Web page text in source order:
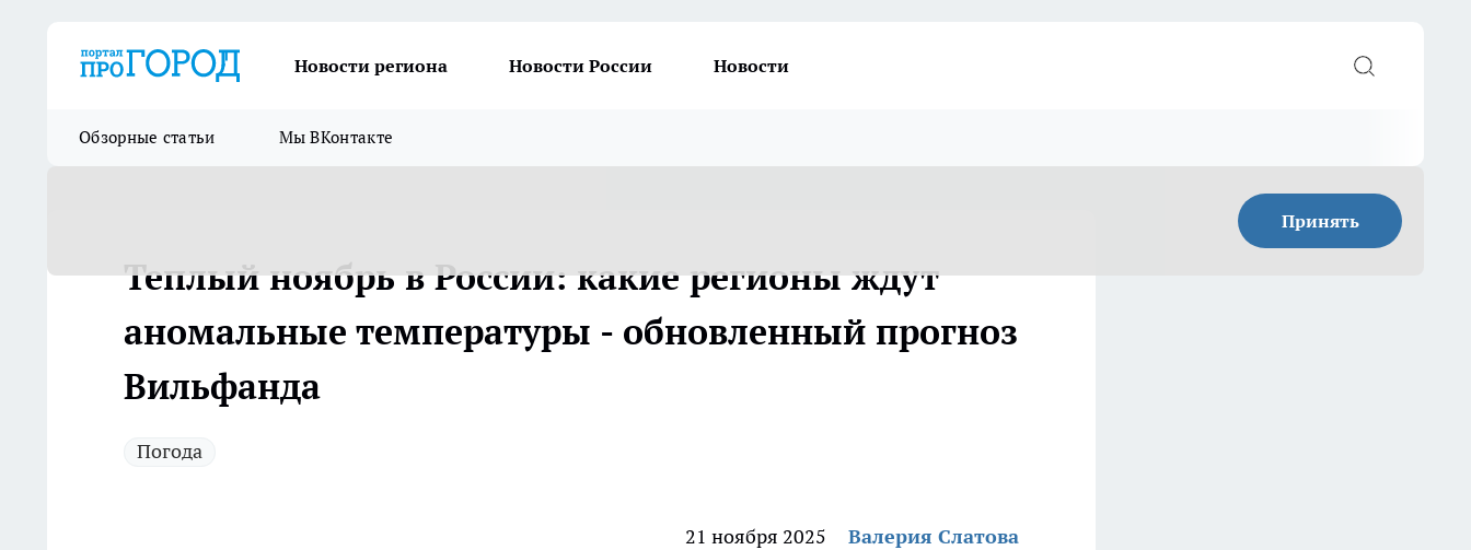
Новости региона Новости России Новости
Обзорные статьи Мы ВКонтакте
Принять
Теплый ноябрь в России: какие регионы ждут
аномальные температуры - обновленный прогноз
Вильфанда
Погода
21 ноября 2025 Валерия Слатова